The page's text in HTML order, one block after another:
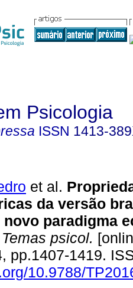
Psicologia
ISSN 1413-
et al.
da versão
novo paradigma
Temas psicol.
pp.1407-1419.
10.9788/